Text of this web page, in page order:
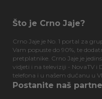
Što je Crno Jaje?
Crno Jaje je No. 1 portal za
Vam popuste do 90%, te
pretplatnike. Crno Jaje je
vidjeti i na televiziji - NovaTV i
telefona i u našem dućanu u
Postanite naš